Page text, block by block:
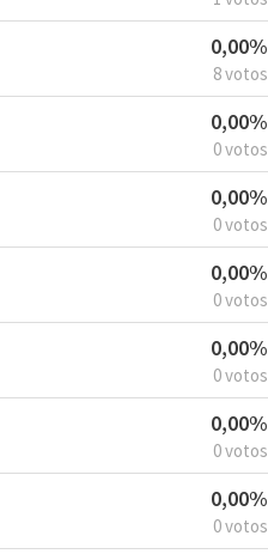
0,00%
8 votos
0,00%
0 votos
0,00%
0 votos
0,00%
0 votos
0,00%
0 votos
0,00%
0 votos
0,00%
0 votos